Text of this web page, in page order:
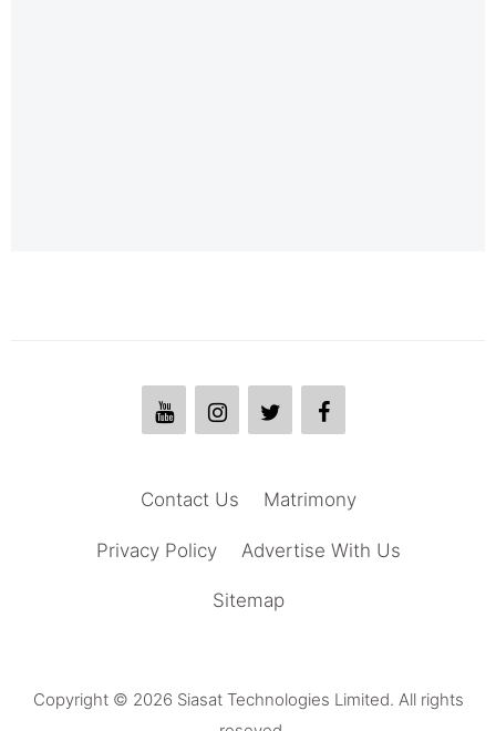
Matrimony
Contact Us
Advertise With Us
Privacy Policy
Sitemap
Copyright © 2026 Siasat Technologies Limited. All rights